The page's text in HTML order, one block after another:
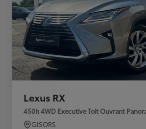
Lexus RX
450h 4WD Executive Toit Ouvrant
GISORS